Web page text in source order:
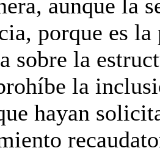
aunque la
porque es
sobre la
la
hayan